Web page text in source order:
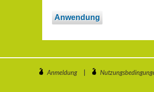
Anwendung
Anmeldung